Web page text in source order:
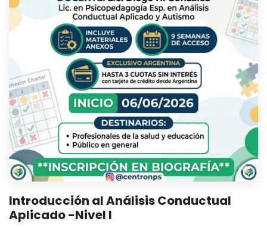
Introducción al Análisis Conductual
Aplicado -Nivel I